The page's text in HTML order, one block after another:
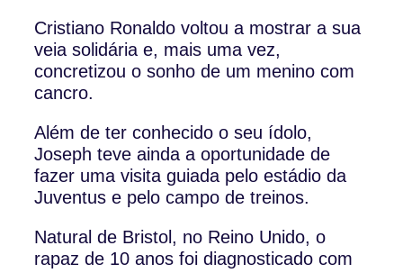
Cristiano Ronaldo voltou a mostrar a sua
veia solidária e, mais uma vez,
concretizou o sonho de um menino com
cancro.
Além de ter conhecido o seu ídolo,
Joseph teve ainda a oportunidade de
fazer uma visita guiada pelo estádio da
Juventus e pelo campo de treinos.
Natural de Bristol, no Reino Unido, o
rapaz de 10 anos foi diagnosticado com